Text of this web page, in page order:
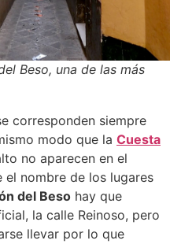
Beso, una de las más
corresponden siempre
modo que la Cuesta
no aparecen en el
nombre de los lugares
del Beso hay que
la calle Reinoso, pero
llevar por lo que